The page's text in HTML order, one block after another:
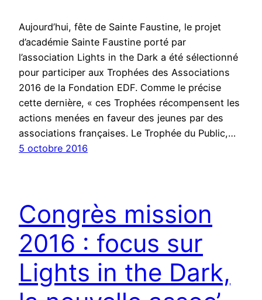
Aujourd’hui, fête de Sainte Faustine, le projet
d’académie Sainte Faustine porté par
l’association Lights in the Dark a été sélectionné
pour participer aux Trophées des Associations
2016 de la Fondation EDF. Comme le précise
cette dernière, « ces Trophées récompensent les
actions menées en faveur des jeunes par des
associations françaises. Le Trophée du Public,…
5 octobre 2016
Congrès mission
2016 : focus sur
Lights in the Dark,